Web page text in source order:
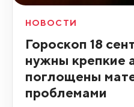
НОВОСТИ
Гороскоп 18
нужны крепкие
поглощены
проблемами